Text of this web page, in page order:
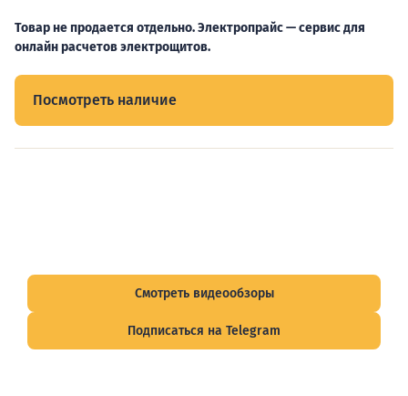
Товар не продается отдельно. Электропрайс — сервис для
онлайн расчетов электрощитов.
Посмотреть наличие
Смотреть видеообзоры
Подписаться на Telegram